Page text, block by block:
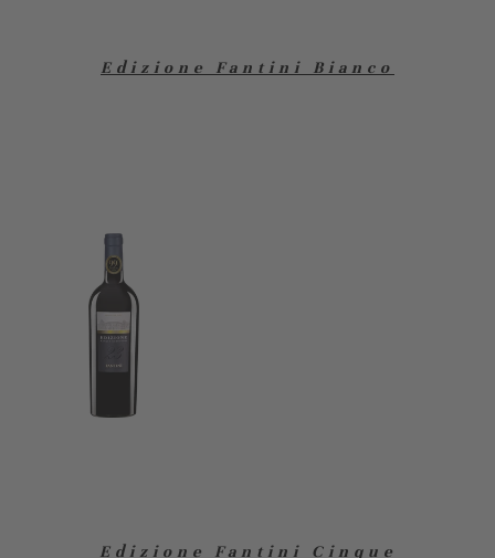
Edizione Fantini Bianco
Edizione Fantini Cinque